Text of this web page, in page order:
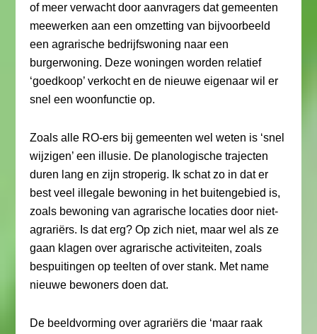
of meer verwacht door aanvragers dat gemeenten
meewerken aan een omzetting van bijvoorbeeld
een agrarische bedrijfswoning naar een
burgerwoning. Deze woningen worden relatief
‘goedkoop’ verkocht en de nieuwe eigenaar wil er
snel een woonfunctie op.
Zoals alle RO-ers bij gemeenten wel weten is ‘snel
wijzigen’ een illusie. De planologische trajecten
duren lang en zijn stroperig. Ik schat zo in dat er
best veel illegale bewoning in het buitengebied is,
zoals bewoning van agrarische locaties door niet-
agrariërs. Is dat erg? Op zich niet, maar wel als ze
gaan klagen over agrarische activiteiten, zoals
bespuitingen op teelten of over stank. Met name
nieuwe bewoners doen dat.
De beeldvorming over agrariërs die ‘maar raak